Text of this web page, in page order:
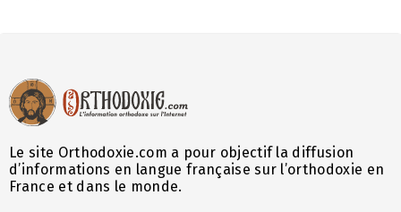
Le site Orthodoxie.com a pour objectif la diffusion
d’informations en langue française sur l’orthodoxie en
France et dans le monde.